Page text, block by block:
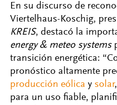
En su discurso de
Viertelhaus-Koschig,
KREIS, destacó la
energy & meteo systems
transición energética:
pronóstico altamente
producción eólica y solar
para un uso fiable,